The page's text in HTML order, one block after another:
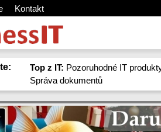
Kontakt
Top z IT: Pozoruhodné IT
Správa dokumentů